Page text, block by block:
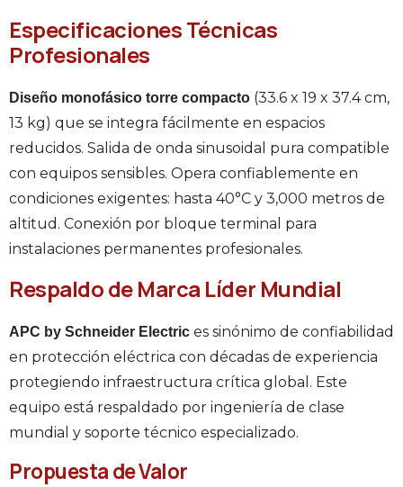
Especificaciones Técnicas
Profesionales
Diseño monofásico torre compacto (33.6 x 19 x 37.4 cm,
13 kg) que se integra fácilmente en espacios
reducidos. Salida de onda sinusoidal pura compatible
con equipos sensibles. Opera confiablemente en
condiciones exigentes: hasta 40°C y 3,000 metros de
altitud. Conexión por bloque terminal para
instalaciones permanentes profesionales.
Respaldo de Marca Líder Mundial
APC by Schneider Electric es sinónimo de confiabilidad
en protección eléctrica con décadas de experiencia
protegiendo infraestructura crítica global. Este
equipo está respaldado por ingeniería de clase
mundial y soporte técnico especializado.
Propuesta de Valor